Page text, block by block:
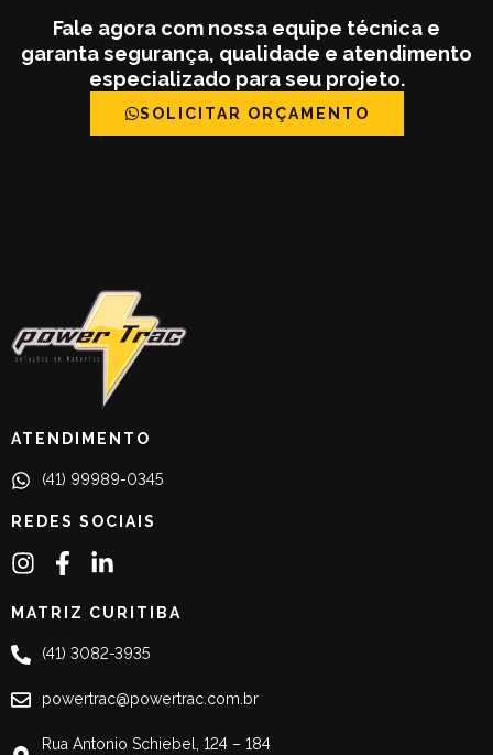
Fale agora com nossa equipe técnica e
garanta segurança, qualidade e atendimento
especializado para seu projeto.
SOLICITAR ORÇAMENTO
ATENDIMENTO
(41) 99989-0345
REDES SOCIAIS
MATRIZ CURITIBA
(41) 3082-3935
powertrac@powertrac.com.br
Rua Antonio Schiebel, 124 – 184